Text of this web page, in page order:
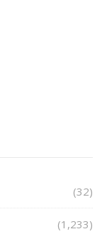
(32)
(1,233)